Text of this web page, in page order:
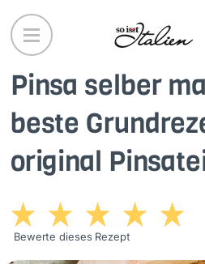
Direkt
zum
Inhalt
Pinsa selber
beste
original
Bewerte dieses Rezept